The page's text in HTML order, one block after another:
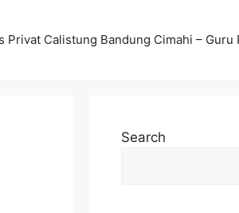
Privat Calistung Bandung Cimahi – Guru
Search